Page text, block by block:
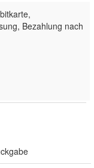
Bezahlung nach